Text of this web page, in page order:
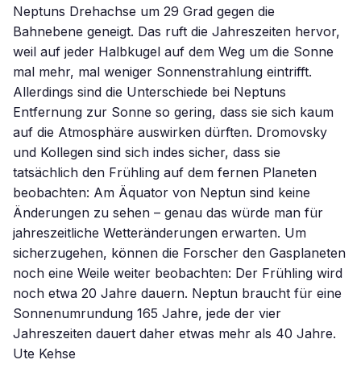
Neptuns Drehachse um 29 Grad gegen die
Bahnebene geneigt. Das ruft die Jahreszeiten hervor,
weil auf jeder Halbkugel auf dem Weg um die Sonne
mal mehr, mal weniger Sonnenstrahlung eintrifft.
Allerdings sind die Unterschiede bei Neptuns
Entfernung zur Sonne so gering, dass sie sich kaum
auf die Atmosphäre auswirken dürften. Dromovsky
und Kollegen sind sich indes sicher, dass sie
tatsächlich den Frühling auf dem fernen Planeten
beobachten: Am Äquator von Neptun sind keine
Änderungen zu sehen – genau das würde man für
jahreszeitliche Wetteränderungen erwarten. Um
sicherzugehen, können die Forscher den Gasplaneten
noch eine Weile weiter beobachten: Der Frühling wird
noch etwa 20 Jahre dauern. Neptun braucht für eine
Sonnenumrundung 165 Jahre, jede der vier
Jahreszeiten dauert daher etwas mehr als 40 Jahre.
Ute Kehse